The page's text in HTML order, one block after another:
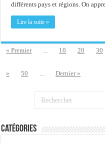
différents pays et régions. On
Lire la suite »
« Premier ... 10 20 30
»
50 ... Dernier »
Catégories